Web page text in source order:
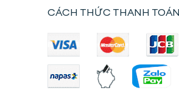
CÁCH THỨC THANH TOÁN